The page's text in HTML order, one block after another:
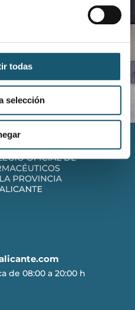
todas
selección
de 08:00 a 20:00 h